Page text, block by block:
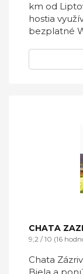
km od
hostia
bezplatné
CHATA
9,2 / 10 (16
Chata